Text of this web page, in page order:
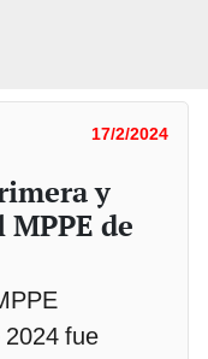
17/2/2024
y
de
fue